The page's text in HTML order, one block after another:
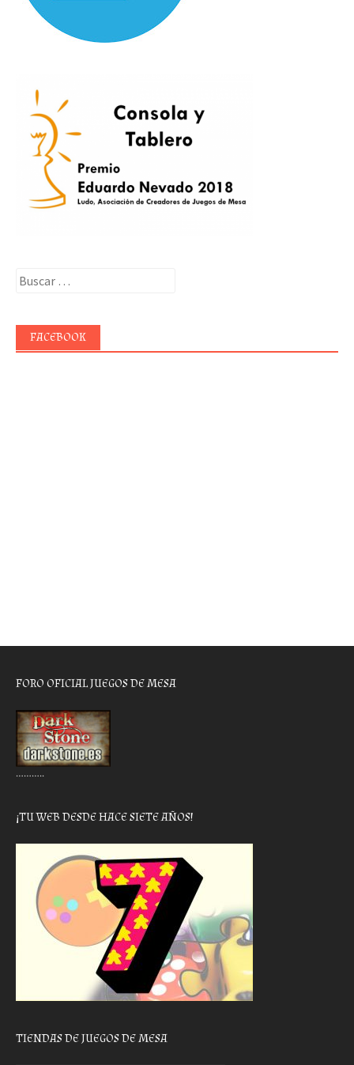
Buscar:
FACEBOOK
FORO OFICIAL JUEGOS DE MESA
………..
¡TU WEB DESDE HACE SIETE AÑOS!
TIENDAS DE JUEGOS DE MESA